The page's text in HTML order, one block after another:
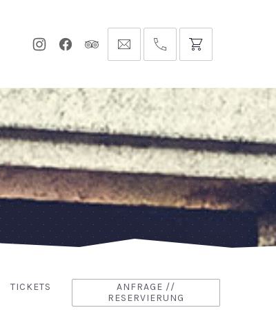
NeuesNeuesNeues info@hofgut-0049747196019210
TICKETS
ANFRAGE //
RESERVIERUNG